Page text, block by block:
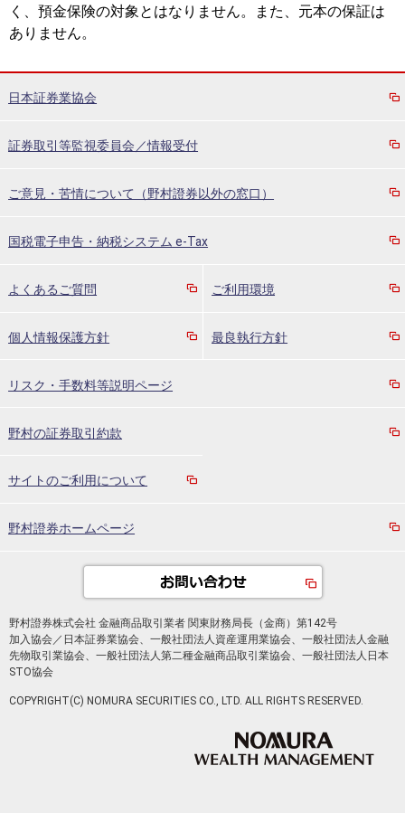
く、預金保険の対象とはなりません。また、元本の保証は
ありません。
日本証券業協会
証券取引等監視委員会／情報受付
ご意見・苦情について（野村證券以外の窓口）
国税電子申告・納税システム e-Tax
よくあるご質問 ご利用環境
個人情報保護方針 最良執行方針
リスク・手数料等説明ページ
野村の証券取引約款
サイトのご利用について
野村證券ホームページ
野村證券株式会社 金融商品取引業者 関東財務局長（金商）第142号
加入協会／日本証券業協会、一般社団法人資産運用業協会、一般社団法人金融
先物取引業協会、一般社団法人第二種金融商品取引業協会、一般社団法人日本
STO協会
COPYRIGHT(C) NOMURA SECURITIES CO., LTD. ALL RIGHTS RESERVED.